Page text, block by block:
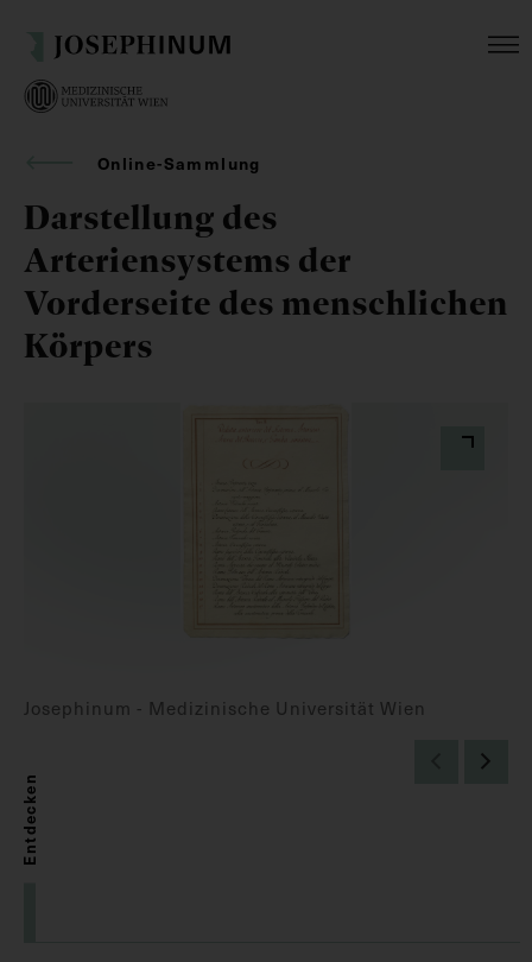
Online-Sammlung
Darstellung des
Arteriensystems der
Vorderseite des menschlichen
Körpers
Josephinum - Medizinische Universität Wien
Entdecken